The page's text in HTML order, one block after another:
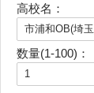
高校名：
数量(1-100)：